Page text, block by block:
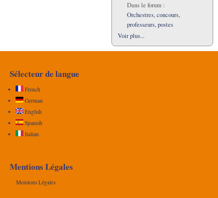
Dans le forum :
Orchestres, concours,
professeurs, postes
Voir plus...
Sélecteur de langue
French
German
English
Spanish
Italian
Mentions Légales
Mentions Légales